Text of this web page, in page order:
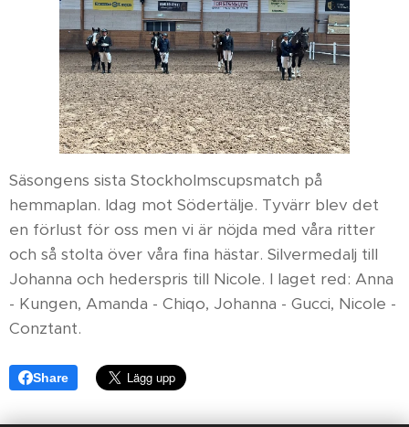
Säsongens sista Stockholmscupsmatch på
hemmaplan. Idag mot Södertälje. Tyvärr blev det
en förlust för oss men vi är nöjda med våra ritter
och så stolta över våra fina hästar. Silvermedalj till
Johanna och hederspris till Nicole. I laget red: Anna
- Kungen, Amanda - Chiqo, Johanna - Gucci, Nicole -
Conztant.💛🧡
Share